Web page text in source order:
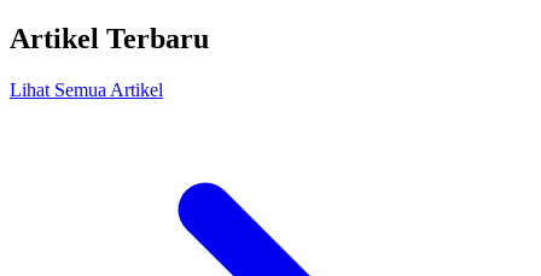
Artikel Terbaru
Lihat Semua Artikel